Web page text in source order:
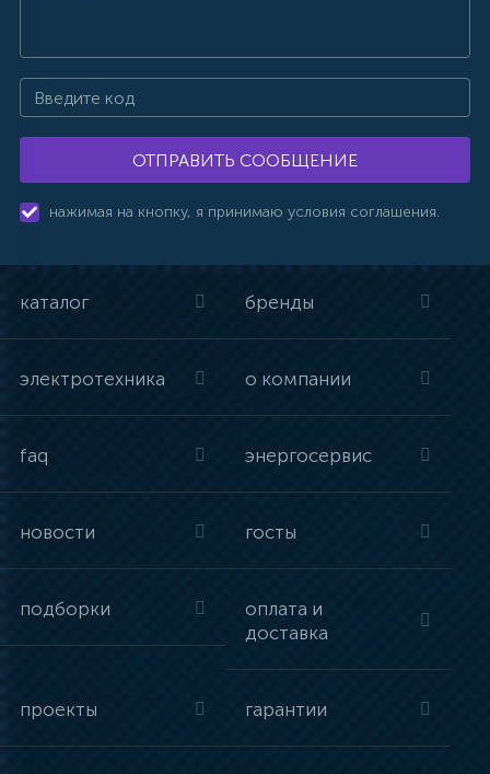
ОТПРАВИТЬ СООБЩЕНИЕ
нажимая на кнопку, я принимаю условия соглашения.
каталог бренды
электротехника о компании
faq энергосервис
новости госты
подборки
оплата и
доставка
проекты гарантии